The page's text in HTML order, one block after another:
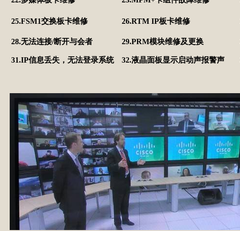
25.FSM1交换板卡维修 26.RTM IP板卡维修
28.无法连接/断开与会者 29.PRM模块维修及更换
31.IP信息丢失，无法登录系统 32.液晶面板显示启动声报警声